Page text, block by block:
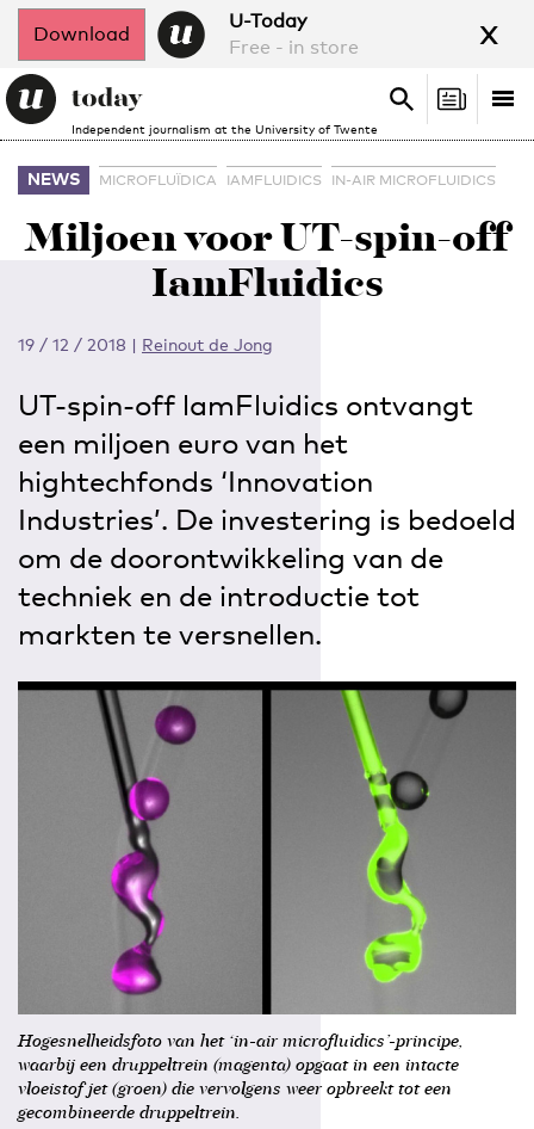
Download
U-Today
Free - in store
x
Independent journalism at the University of Twente
Search
Search
NEWS MICROFLUÏDICA IAMFLUIDICS IN-AIR MICROFLUIDICS
Miljoen voor UT-spin-off
IamFluidics
19 / 12 / 2018 | Reinout de Jong
UT-spin-off lamFluidics ontvangt
een miljoen euro van het
hightechfonds ‘Innovation
Industries’. De investering is bedoeld
om de doorontwikkeling van de
techniek en de introductie tot
markten te versnellen.
Hogesnelheidsfoto van het ‘in-air microfluidics’-principe,
waarbij een druppeltrein (magenta) opgaat in een intacte
vloeistof jet (groen) die vervolgens weer opbreekt tot een
gecombineerde druppeltrein.